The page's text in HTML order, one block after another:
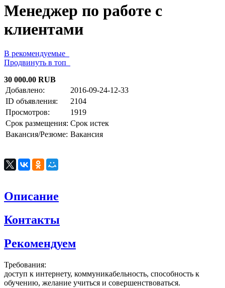
Менеджер по работе с
клиентами
В рекомендуемые
Продвинуть в топ
30 000.00 RUB
Добавлено:
2016-09-24-12-33
ID объявления:
2104
Просмотров:
1919
Срок размещения: Срок истек
Вакансия/Резюме: Вакансия
Описание
Контакты
Рекомендуем
Требования:
доступ к интернету, коммуникабельность, способность к
обучению, желание учиться и совершенствоваться.